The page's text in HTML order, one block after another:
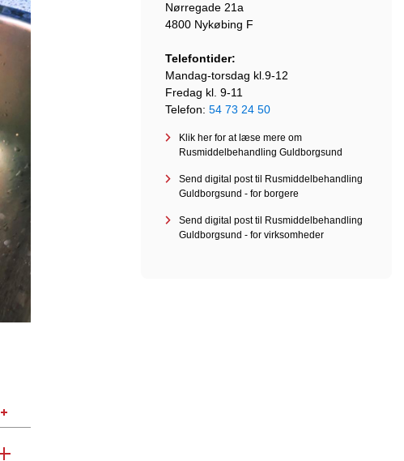
Nørregade 21a
4800 Nykøbing F
Telefontider:
Mandag-torsdag kl.9-12
Fredag kl. 9-11
Telefon:54 73 24 50
Klik her for at læse mere om
Rusmiddelbehandling Guldborgsund
Send digital post til Rusmiddelbehandling
Guldborgsund - for borgere
Send digital post til Rusmiddelbehandling
Guldborgsund - for virksomheder